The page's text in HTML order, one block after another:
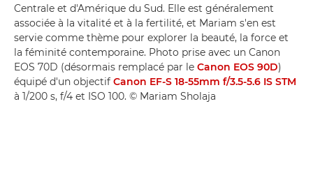
Centrale et d'Amérique du Sud. Elle est généralement
associée à la vitalité et à la fertilité, et Mariam s'en est
servie comme thème pour explorer la beauté, la force et
la féminité contemporaine. Photo prise avec un Canon
EOS 70D (désormais remplacé par le Canon EOS 90D)
équipé d'un objectif Canon EF-S 18-55mm f/3.5-5.6 IS STM
à 1/200 s, f/4 et ISO 100. © Mariam Sholaja